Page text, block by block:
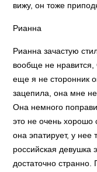
вижу, он тоже
Рианна
Рианна зачастую
вообще не нравится,
еще я не сторонник
зацепила, она мне
Она немного
это не очень хорошо
она эпатирует, у
российская девушка
достаточно